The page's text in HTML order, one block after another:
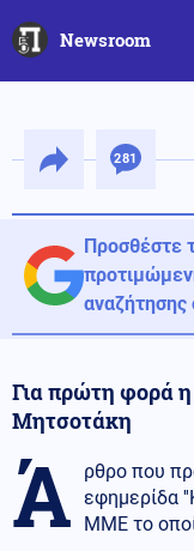
Newsroom
281
Προσθέστε
αναζήτησης
Για πρώτη φορά
Μητσοτάκη
Ά
ρθρο που
εφημερίδα
ΜΜΕ το